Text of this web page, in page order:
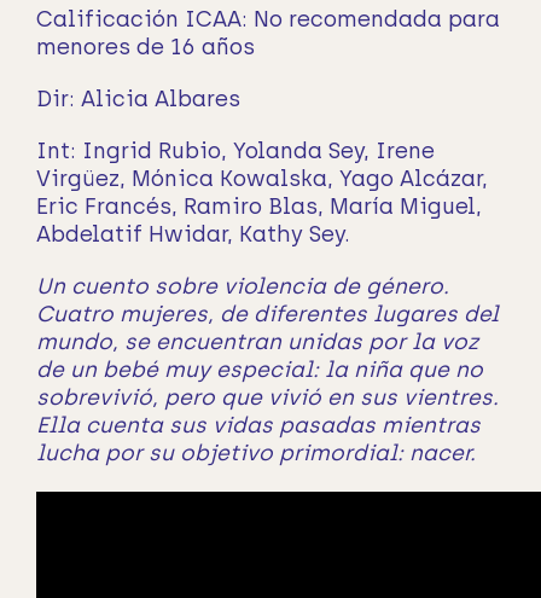
Calificación ICAA: No recomendada para
menores de 16 años
Dir: Alicia Albares
Int: Ingrid Rubio, Yolanda Sey, Irene
Virgüez, Mónica Kowalska, Yago Alcázar,
Eric Francés, Ramiro Blas, María Miguel,
Abdelatif Hwidar, Kathy Sey.
Un cuento sobre violencia de género.
Cuatro mujeres, de diferentes lugares del
mundo, se encuentran unidas por la voz
de un bebé muy especial: la niña que no
sobrevivió, pero que vivió en sus vientres.
Ella cuenta sus vidas pasadas mientras
lucha por su objetivo primordial: nacer.